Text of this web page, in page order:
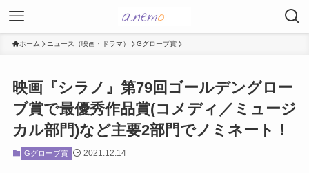
ホーム ニュース（映画・ドラマ） Gグローブ賞
映画『シラノ』第79回ゴールデングロー
ブ賞で最優秀作品賞(コメディ／ミュージ
カル部門)など主要2部門でノミネート！
Gグローブ賞 2021.12.14